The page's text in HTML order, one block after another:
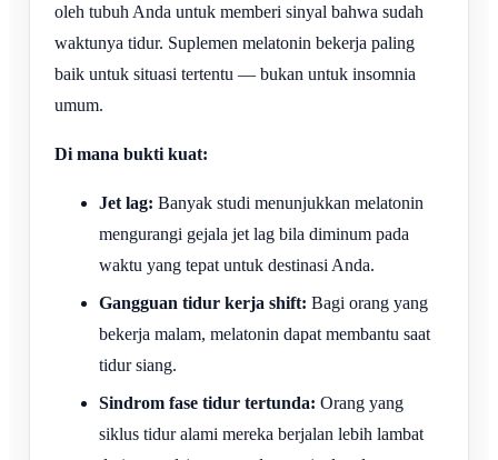
oleh tubuh Anda untuk memberi sinyal bahwa sudah
waktunya tidur. Suplemen melatonin bekerja paling
baik untuk situasi tertentu — bukan untuk insomnia
umum.
Di mana bukti kuat:
Jet lag: Banyak studi menunjukkan melatonin
mengurangi gejala jet lag bila diminum pada
waktu yang tepat untuk destinasi Anda.
Gangguan tidur kerja shift: Bagi orang yang
bekerja malam, melatonin dapat membantu saat
tidur siang.
Sindrom fase tidur tertunda: Orang yang
siklus tidur alami mereka berjalan lebih lambat